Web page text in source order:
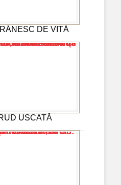
DE VITĂ
USCATĂ